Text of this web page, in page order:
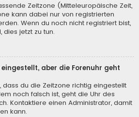
Zeitzone (Mitteleuropäische Zeit,
kann dabei nur von registrierten
Wenn du noch nicht registriert bist,
dies jetzt zu tun.
aber die Forenuhr geht
dass du die Zeitzone richtig eingestellt
noch falsch ist, geht die Uhr des
Kontaktiere einen Administrator, damit
kann.